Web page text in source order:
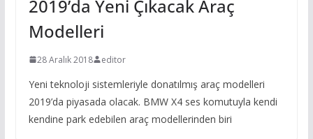
2019’da Yeni Çıkacak Araç
Modelleri
28 Aralık 2018 editor
Yeni teknoloji sistemleriyle donatılmış araç modelleri
2019’da piyasada olacak. BMW X4 ses komutuyla kendi
kendine park edebilen araç modellerinden biri